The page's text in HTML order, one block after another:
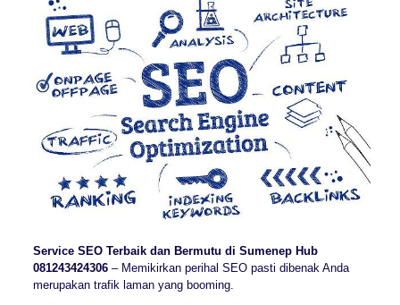
Service SEO Terbaik dan Bermutu di Sumenep Hub
081243424306– Memikirkan perihal SEO pasti dibenak Anda
merupakan trafik laman yang booming.